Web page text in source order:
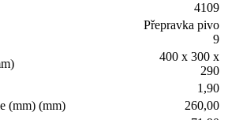
4109
Přepravka pivo
9
400 x 300 x
290
1,90
(mm) (mm)
260,00